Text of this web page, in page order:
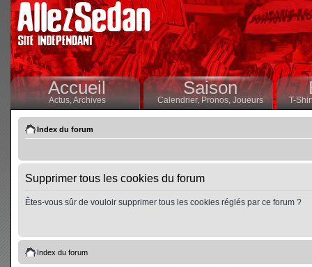
Accueil
Actus,Archives
Saison
Calendrier,Pronos, Joueurs T-
Index du forum
Supprimer tous les cookies du forum
Êtes-vous sûr de vouloir supprimer tous les cookies réglés par ce forum ?
Index du forum